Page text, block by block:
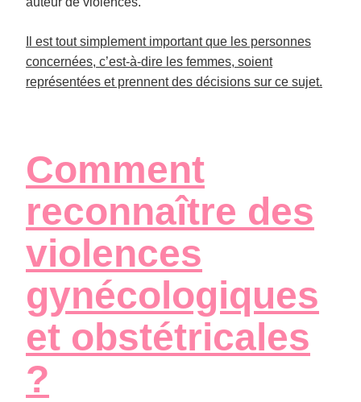
Il est tout simplement important que les personnes
concernées, c’est-à-dire les femmes, soient
représentées et prennent des décisions sur ce sujet.
Comment
reconnaître des
violences
gynécologiques
et obstétricales
?